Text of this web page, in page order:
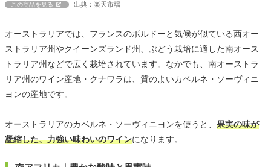
この商品を見る 出典：楽天市場
オーストラリアでは、フランスのボルドーと気候が似ている西オー
ストラリア州やクイーンズランド州、ぶどう栽培に適した南オース
トラリア州などで広く栽培されています。なかでも、南オーストラ
リア州のワイン産地・クナワラは、質のよいカベルネ・ソーヴィニ
ヨンの産地です。
オーストラリアのカベルネ・ソーヴィニヨンを使うと、 果実の味が
凝縮した、力強い味わいのワインになります。